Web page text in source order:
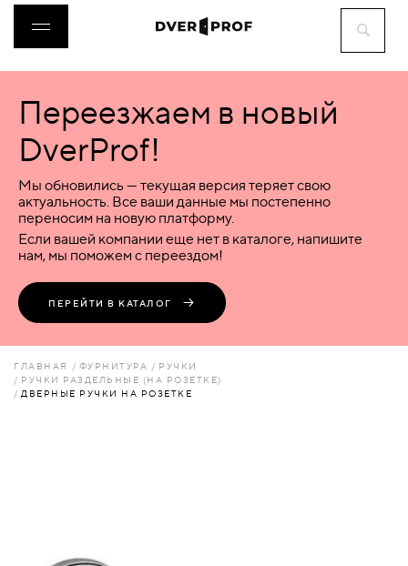
ДВЕРИ
ФУРНИТУРА
ВОРОТА
ПЕРЕГОРОДКИ
АКСЕССУАРЫ
Переезжаем в новый
DverProf!
Мы обновились — текущая версия теряет свою
актуальность. Все ваши данные мы постепенно
переносим на новую платформу.
Если вашей компании еще нет в каталоге, напишите
нам, мы поможем с переездом!
ПЕРЕЙТИ В КАТАЛОГ
ГЛАВНАЯ ФУРНИТУРА
РУЧКИ
РУЧКИ РАЗДЕЛЬНЫЕ (НА РОЗЕТКЕ)
ДВЕРНЫЕ РУЧКИ НА РОЗЕТКЕ